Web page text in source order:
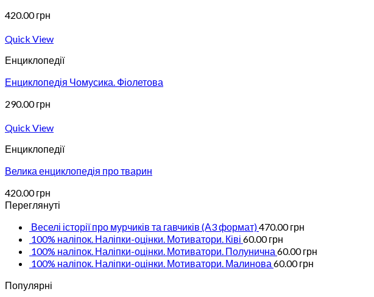
420.00грн
Quick View
Енциклопедії
Енциклопедія Чомусика. Фіолетова
290.00грн
Quick View
Енциклопедії
Велика енциклопедія про тварин
420.00грн
Переглянуті
Веселі історії про мурчиків та гавчиків (А3 формат)470.00грн
100% наліпок. Наліпки-оцінки. Мотиватори. Ківі 60.00грн
100% наліпок. Наліпки-оцінки. Мотиватори. Полунична 60.00грн
100% наліпок. Наліпки-оцінки. Мотиватори. Малинова 60.00грн
Популярні